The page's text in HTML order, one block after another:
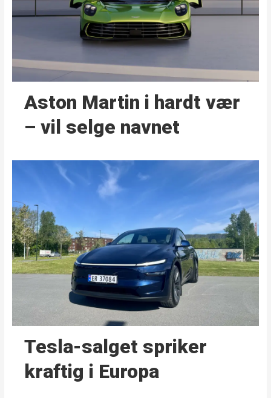
Aston Martin i hardt vær
– vil selge navnet
Tesla-salget spriker
kraftig i Europa